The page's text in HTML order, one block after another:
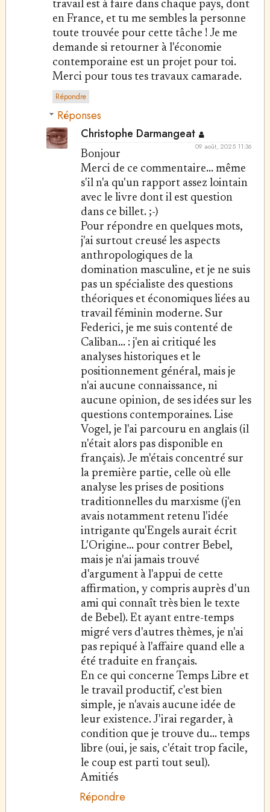
travail est à faire dans chaque pays, dont
en France, et tu me sembles la personne
toute trouvée pour cette tâche ! Je me
demande si retourner à l'économie
contemporaine est un projet pour toi.
Merci pour tous tes travaux camarade.
Répondre
Réponses
Christophe Darmangeat
09 août, 2025 11:36
Bonjour
Merci de ce commentaire... même
s'il n'a qu'un rapport assez lointain
avec le livre dont il est question
dans ce billet. ;-)
Pour répondre en quelques mots,
j'ai surtout creusé les aspects
anthropologiques de la
domination masculine, et je ne suis
pas un spécialiste des questions
théoriques et économiques liées au
travail féminin moderne. Sur
Federici, je me suis contenté de
Caliban... : j'en ai critiqué les
analyses historiques et le
positionnement général, mais je
n'ai aucune connaissance, ni
aucune opinion, de ses idées sur les
questions contemporaines. Lise
Vogel, je l'ai parcouru en anglais (il
n'était alors pas disponible en
français). Je m'étais concentré sur
la première partie, celle où elle
analyse les prises de positions
traditionnelles du marxisme (j'en
avais notamment retenu l'idée
intrigante qu'Engels aurait écrit
L'Origine... pour contrer Bebel,
mais je n'ai jamais trouvé
d'argument à l'appui de cette
affirmation, y compris auprès d'un
ami qui connaît très bien le texte
de Bebel). Et ayant entre-temps
migré vers d'autres thèmes, je n'ai
pas repiqué à l'affaire quand elle a
été traduite en français.
En ce qui concerne Temps Libre et
le travail productif, c'est bien
simple, je n'avais aucune idée de
leur existence. J'irai regarder, à
condition que je trouve du... temps
libre (oui, je sais, c'était trop facile,
le coup est parti tout seul).
Amitiés
Répondre